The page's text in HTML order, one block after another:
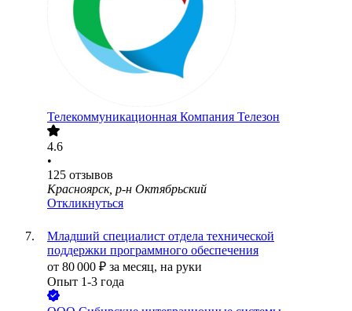
Телекоммуникационная Компания Телезон
4.6
•
125 отзывов
Красноярск, р-н Октябрьский
Откликнуться
Младший специалист отдела технической
поддержки программного обеспечения
от 80 000 ₽ за месяц, на руки
Опыт 1-3 года